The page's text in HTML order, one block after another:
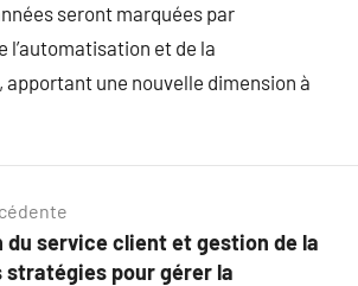
seront marquées par
l’automatisation et de la
une nouvelle dimension à
service client et gestion de la
pour gérer la